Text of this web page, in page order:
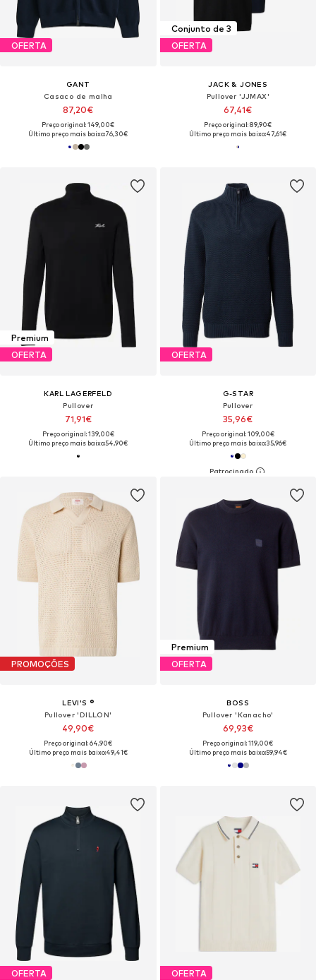
OFERTA
GANT
Casaco de malha
87,20€
Preço original: 149,00€
Último preço mais baixo:76,30€
Conjunto de 3
OFERTA
JACK & JONES
Pullover 'JJMAX'
67,41€
Preço original: 89,90€
Último preço mais baixo:47,61€
Premium
OFERTA
KARL LAGERFELD
Pullover
71,91€
Preço original: 139,00€
Último preço mais baixo:54,90€
OFERTA
G-STAR
Pullover
35,96€
Preço original: 109,00€
Último preço mais baixo:35,96€
PROMOÇÕES
LEVI'S ®
Pullover 'DILLON'
49,90€
Preço original: 64,90€
Último preço mais baixo:49,41€
Premium
OFERTA
BOSS
Pullover 'Kanacho'
69,93€
Preço original: 119,00€
Último preço mais baixo:59,94€
OFERTA OFERTA